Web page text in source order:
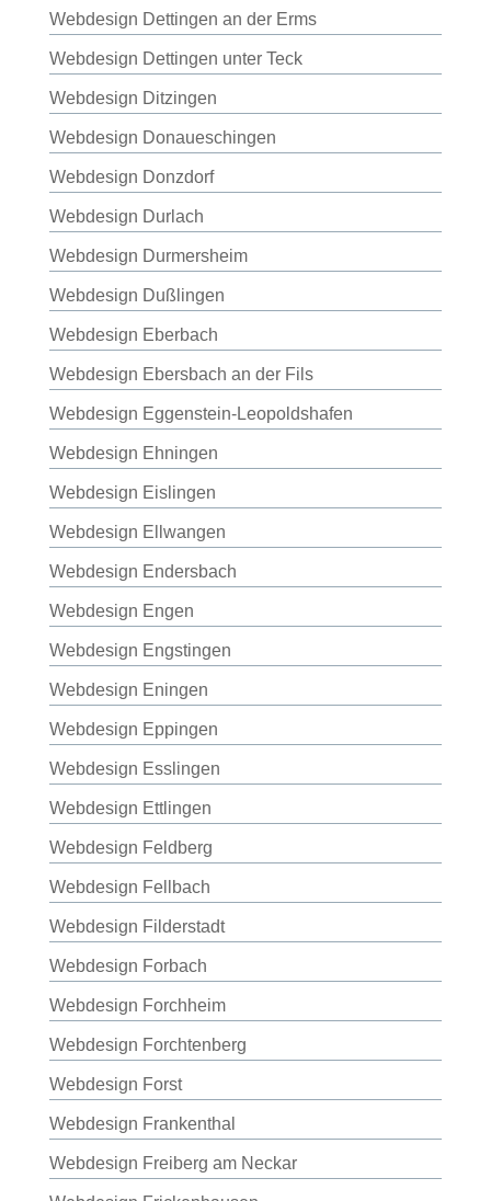
Webdesign Dettingen an der Erms
Webdesign Dettingen unter Teck
Webdesign Ditzingen
Webdesign Donaueschingen
Webdesign Donzdorf
Webdesign Durlach
Webdesign Durmersheim
Webdesign Dußlingen
Webdesign Eberbach
Webdesign Ebersbach an der Fils
Webdesign Eggenstein-Leopoldshafen
Webdesign Ehningen
Webdesign Eislingen
Webdesign Ellwangen
Webdesign Endersbach
Webdesign Engen
Webdesign Engstingen
Webdesign Eningen
Webdesign Eppingen
Webdesign Esslingen
Webdesign Ettlingen
Webdesign Feldberg
Webdesign Fellbach
Webdesign Filderstadt
Webdesign Forbach
Webdesign Forchheim
Webdesign Forchtenberg
Webdesign Forst
Webdesign Frankenthal
Webdesign Freiberg am Neckar